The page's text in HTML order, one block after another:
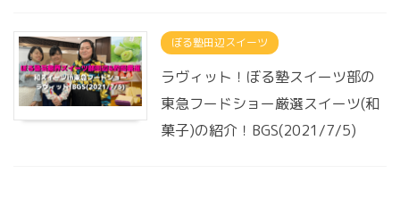
ぼる塾田辺スイーツ
ラヴィット！ぼる塾スイーツ部の
東急フードショー厳選スイーツ(和
菓子)の紹介！BGS(2021/7/5)